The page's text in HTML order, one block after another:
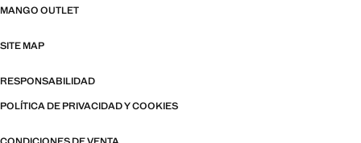
MANGO OUTLET
SITE MAP
RESPONSABILIDAD
POLÍTICA DE PRIVACIDAD Y COOKIES